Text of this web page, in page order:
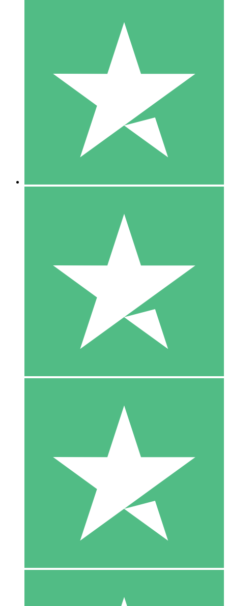
Pacotes de Créditos Individuais
Pague conforme o uso com créditos de download. Sem
1000
10 Downloads
20 00